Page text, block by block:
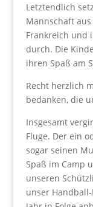
Letztendlich
Mannschaft
Frankreich und
durch. Die
ihren Spaß am
Recht herzlich
bedanken, die
Insgesamt
Fluge. Der ein
sogar seinen
Spaß im Camp
unseren
unser